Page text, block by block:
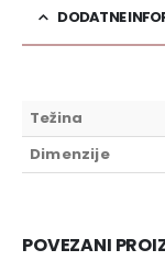
DODATNE
Težina
Dimenzije
POVEZANI